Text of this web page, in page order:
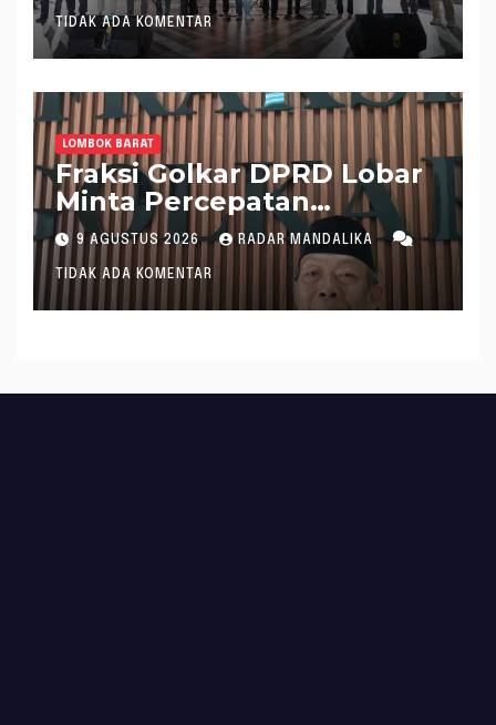
TIDAK ADA KOMENTAR
LOMBOK BARAT
Fraksi Golkar DPRD Lobar
Minta Percepatan
Realisasi APBD 2026
9 AGUSTUS 2026 RADAR MANDALIKA
TIDAK ADA KOMENTAR